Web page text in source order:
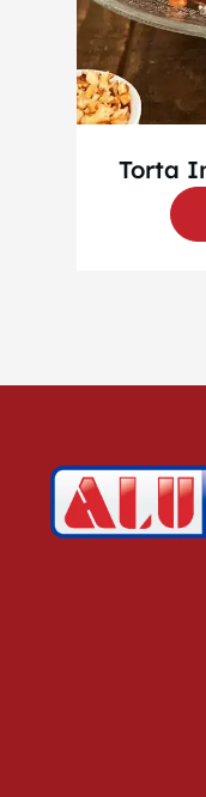
Torta